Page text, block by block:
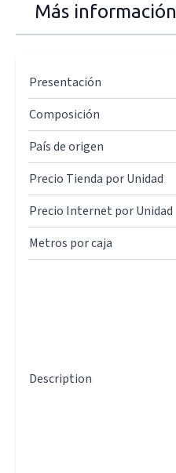
Más información
Presentación
Composición
País de origen
Precio Tienda por Unidad
Precio Internet por Unidad
Metros por caja
Description